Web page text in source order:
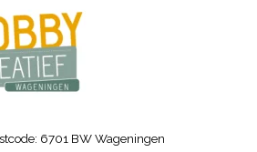
6701 BW Wageningen